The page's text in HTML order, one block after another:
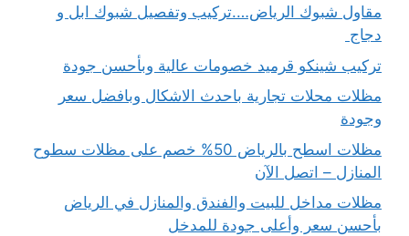
مقاول شبوك الرياض….تركيب وتفصيل شبوك ابل و
دجاج
تركيب شينكو قرميد خصومات عالية وبأحسن جودة
مظلات محلات تجارية باحدث الاشكال وبافضل سعر
وجودة
مظلات اسطح بالرياض 50% خصم على مظلات سطوح
المنازل – اتصل الآن
مظلات مداخل للبيت والفندق والمنازل في الرياض
بأحسن سعر وأعلى جودة للمدخل